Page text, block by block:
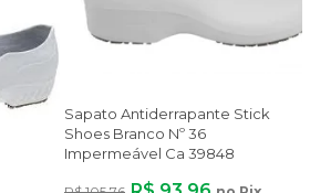
Sapato Antiderrapante Stick
Shoes Branco Nº 36
Impermeável Ca 39848